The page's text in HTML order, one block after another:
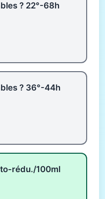
? 22°-68h
? 36°-44h
rédu./100ml